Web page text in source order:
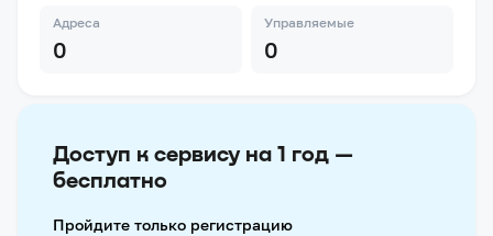
Адреса
0
Управляемые
0
Доступ к сервису на 1 год —
бесплатно
Пройдите только регистрацию